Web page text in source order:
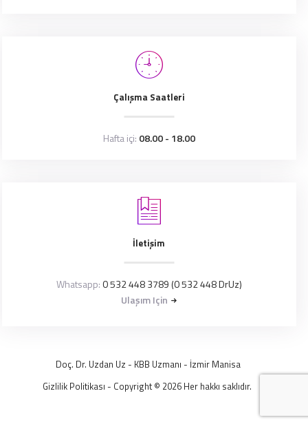
Çalışma Saatleri
Hafta içi: 08.00 - 18.00
İletişim
Whatsapp: 0 532 448 3789 (0 532 448 DrUz)
Ulaşım Için
Doç. Dr. Uzdan Uz - KBB Uzmanı - İzmir Manisa
Gizlilik Politikası - Copyright © 2026 Her hakkı saklıdır.